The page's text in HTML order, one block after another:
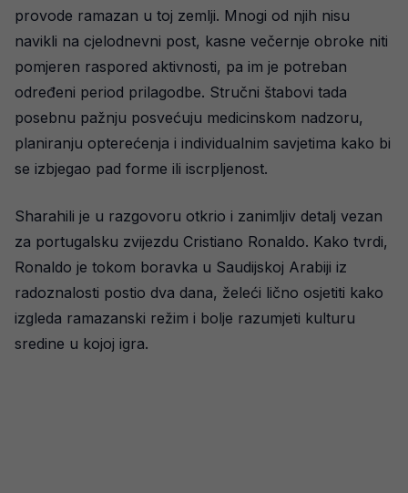
provode ramazan u toj zemlji. Mnogi od njih nisu
navikli na cjelodnevni post, kasne večernje obroke niti
pomjeren raspored aktivnosti, pa im je potreban
određeni period prilagodbe. Stručni štabovi tada
posebnu pažnju posvećuju medicinskom nadzoru,
planiranju opterećenja i individualnim savjetima kako bi
se izbjegao pad forme ili iscrpljenost.
Sharahili je u razgovoru otkrio i zanimljiv detalj vezan
za portugalsku zvijezdu Cristiano Ronaldo. Kako tvrdi,
Ronaldo je tokom boravka u Saudijskoj Arabiji iz
radoznalosti postio dva dana, želeći lično osjetiti kako
izgleda ramazanski režim i bolje razumjeti kulturu
sredine u kojoj igra.